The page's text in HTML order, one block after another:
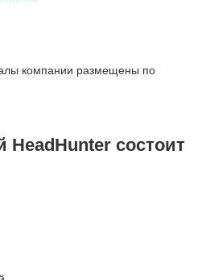
компании размещены по
HeadHunter состоит